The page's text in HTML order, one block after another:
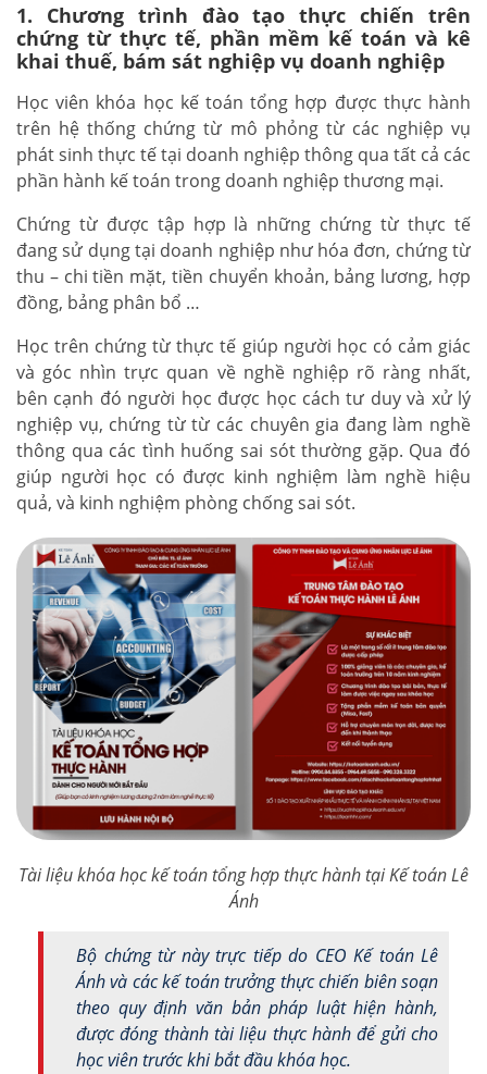
1. Chương trình đào tạo thực chiến trên
chứng từ thực tế, phần mềm kế toán và kê
khai thuế, bám sát nghiệp vụ doanh nghiệp
Học viên khóa học kế toán tổng hợp được thực hành
trên hệ thống chứng từ mô phỏng từ các nghiệp vụ
phát sinh thực tế tại doanh nghiệp thông qua tất cả các
phần hành kế toán trong doanh nghiệp thương mại.
Chứng từ được tập hợp là những chứng từ thực tế
đang sử dụng tại doanh nghiệp như hóa đơn, chứng từ
thu – chi tiền mặt, tiền chuyển khoản, bảng lương, hợp
đồng, bảng phân bổ …
Học trên chứng từ thực tế giúp người học có cảm giác
và góc nhìn trực quan về nghề nghiệp rõ ràng nhất,
bên cạnh đó người học được học cách tư duy và xử lý
nghiệp vụ, chứng từ từ các chuyên gia đang làm nghề
thông qua các tình huống sai sót thường gặp. Qua đó
giúp người học có được kinh nghiệm làm nghề hiệu
quả, và kinh nghiệm phòng chống sai sót.
Tài liệu khóa học kế toán tổng hợp thực hành tại Kế toán Lê
Ánh
Bộ chứng từ này trực tiếp do CEO Kế toán Lê
Ánh và các kế toán trưởng thực chiến biên soạn
theo quy định văn bản pháp luật hiện hành,
được đóng thành tài liệu thực hành để gửi cho
học viên trước khi bắt đầu khóa học.